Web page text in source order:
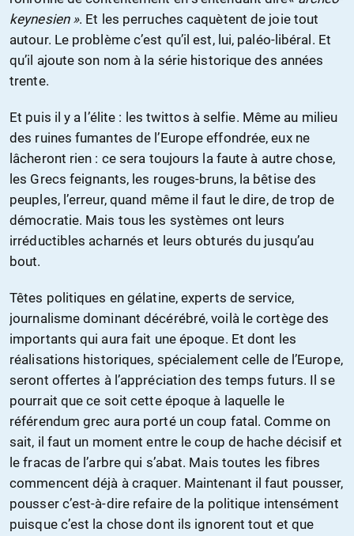
keynesien ». Et les perruches caquètent de joie tout
autour. Le problème c’est qu’il est, lui, paléo-libéral. Et
qu’il ajoute son nom à la série historique des années
trente.
Et puis il y a l’élite : les twittos à selfie. Même au milieu
des ruines fumantes de l’Europe effondrée, eux ne
lâcheront rien : ce sera toujours la faute à autre chose,
les Grecs feignants, les rouges-bruns, la bêtise des
peuples, l’erreur, quand même il faut le dire, de trop de
démocratie. Mais tous les systèmes ont leurs
irréductibles acharnés et leurs obturés du jusqu’au
bout.
Têtes politiques en gélatine, experts de service,
journalisme dominant décérébré, voilà le cortège des
importants qui aura fait une époque. Et dont les
réalisations historiques, spécialement celle de l’Europe,
seront offertes à l’appréciation des temps futurs. Il se
pourrait que ce soit cette époque à laquelle le
référendum grec aura porté un coup fatal. Comme on
sait, il faut un moment entre le coup de hache décisif et
le fracas de l’arbre qui s’abat. Mais toutes les fibres
commencent déjà à craquer. Maintenant il faut pousser,
pousser c’est-à-dire refaire de la politique intensément
puisque c’est la chose dont ils ignorent tout et que